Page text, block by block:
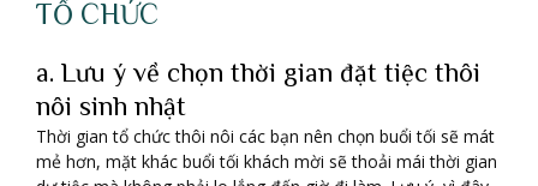
TỔ CHỨC
a. Lưu ý về chọn thời gian đặt tiệc thôi
nôi sinh nhật
Thời gian tổ chức thôi nôi các bạn nên chọn buổi tối sẽ mát
mẻ hơn, mặt khác buổi tối khách mời sẽ thoải mái thời gian